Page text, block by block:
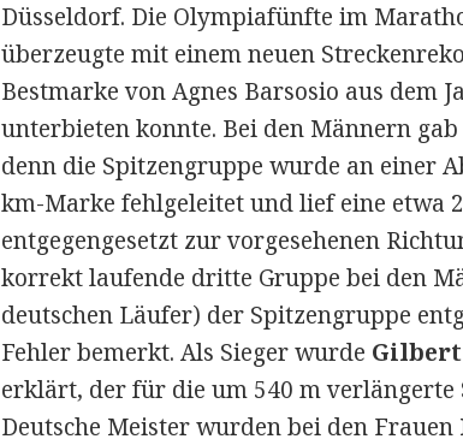
Düsseldorf. Die Olympiafünfte im
überzeugte mit einem neuen
Bestmarke von Agnes Barsosio aus dem
unterbieten konnte. Bei den Männern
denn die Spitzengruppe wurde an einer
km-Marke fehlgeleitet und lief eine etwa
entgegengesetzt zur vorgesehenen
korrekt laufende dritte Gruppe bei den
deutschen Läufer) der Spitzengruppe
Fehler bemerkt. Als Sieger wurde
erklärt, der für die um 540 m verlängerte
Deutsche Meister wurden bei den Frauen